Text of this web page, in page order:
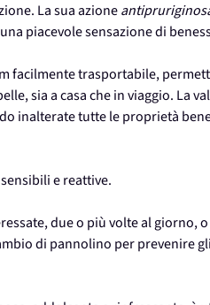
La sua azione
piacevole sensazione di
facilmente trasportabile,
sia a casa che in viaggio. La
inalterate tutte le proprietà
e reattive.
due o più volte al giorno,
di pannolino per prevenire